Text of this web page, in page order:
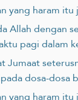
yang haram itu
Allah dengan
pagi dalam
dosa-dosa